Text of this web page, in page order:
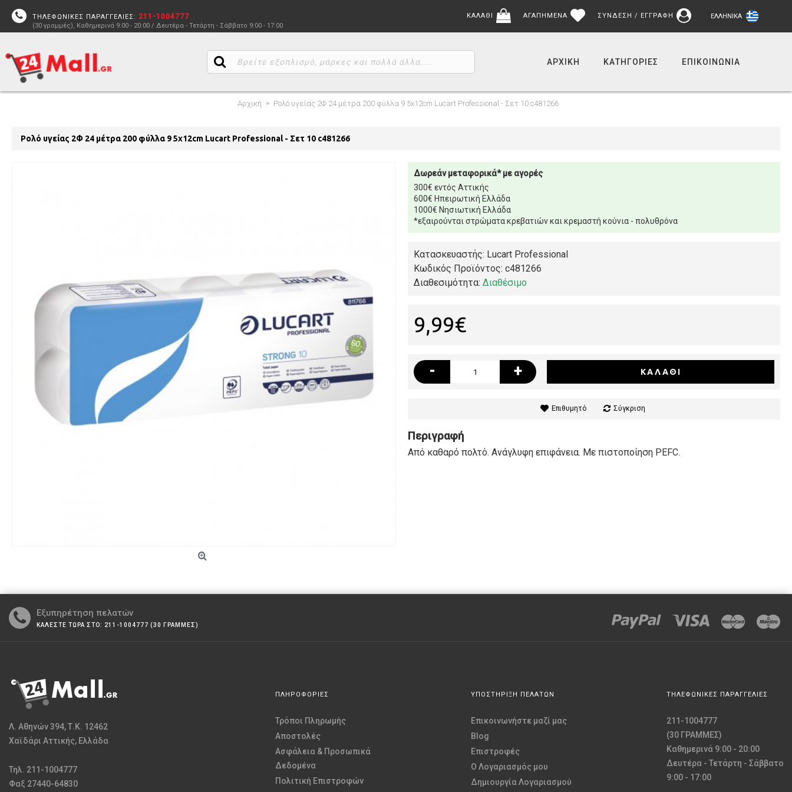
ΤΗΛΕΦΩΝΙΚΕΣ ΠΑΡΑΓΓΕΛΙΕΣ: 211-1004777
(30 γραμμές), Καθημερινά 9:00 - 20:00 / Δευτέρα - Τετάρτη - Σάββατο 9:00 - 17:00
ΕΛΛΗΝΙΚΆ
ΚΑΛΑΘΙ ΑΓΑΠΗΜΕΝΑ ΣΥΝΔΕΣΗ / ΕΓΓΡΑΦΗ
ΑΡΧΙΚΉ ΚΑΤΗΓΟΡΙΕΣ ΕΠΙΚΟΙΝΩΝΊΑ
Αρχική Ρολό υγείας 2Φ 24 μέτρα 200 φύλλα 9 5x12cm Lucart Professional - Σετ 10 c481266
Ρολό υγείας 2Φ 24 μέτρα 200 φύλλα 9 5x12cm Lucart Professional - Σετ 10 c481266
Δωρεάν μεταφορικά* με αγορές
300€ εντός Αττικής
600€ Ηπειρωτική Ελλάδα
1000€ Νησιωτική Ελλάδα
*εξαιρούνται στρώματα κρεβατιών και κρεμαστή κούνια - πολυθρόνα
Κατασκευαστής: Lucart Professional
Κωδικός Προϊόντος: c481266
Διαθεσιμότητα: Διαθέσιμο
9,99€
- + ΚΑΛΆΘΙ
Επιθυμητό Σύγκριση
Περιγραφή
Από καθαρό πολτό. Ανάγλυφη επιφάνεια. Με πιστοποίηση PEFC.
Εξυπηρέτηση πελατών
ΚΑΛΕΣΤΕ ΤΩΡΑ ΣΤΟ: 211-1004777 (30 ΓΡΑΜΜΕΣ)
Λ. Αθηνών 394, Τ.Κ. 12462
Χαϊδάρι Αττικής, Ελλάδα
Τηλ. 211-1004777
Φαξ 27440-64830
ΠΛΗΡΟΦΟΡΙΕΣ
Τρόποι Πληρωμής
Αποστολές
Ασφάλεια & Προσωπικά
Δεδομένα
Πολιτική Επιστροφών
ΥΠΟΣΤΗΡΙΞΗ ΠΕΛΑΤΩΝ
Επικοινωνήστε μαζί μας
Blog
Επιστροφές
O Λογαριασμός μου
Δημιουργία Λογαριασμού
ΤΗΛΕΦΩΝΙΚΕΣ ΠΑΡΑΓΓΕΛΙΕΣ
211-1004777
(30 ΓΡΑΜΜΕΣ)
Καθημερινά 9:00 - 20:00
Δευτέρα - Τετάρτη - Σάββατο
9:00 - 17:00